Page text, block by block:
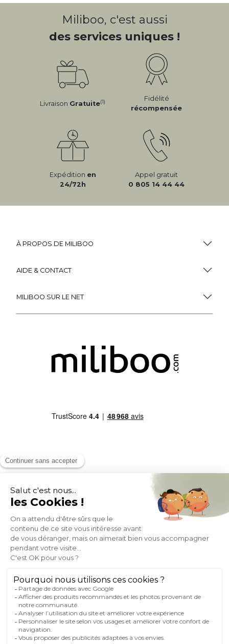
Miliboo, c'est aussi
des services uniques !
Livraison Gratuite(1)
Fidélité
récompensée
Expédition en
24/72h
Appel gratuit
0 805 14 44 44
À PROPOS DE MILIBOO
AIDE & CONTACT
MILIBOO SUR LE NET
MOYENS DE PAIEMENT
FRANCE